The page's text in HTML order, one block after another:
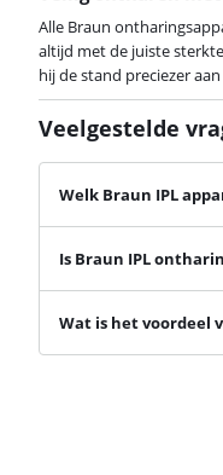
Alle Braun
altijd met de juiste
hij de stand preciezer
Veelgestelde
Welk Braun IPL
Is Braun IPL
Wat is het voordeel